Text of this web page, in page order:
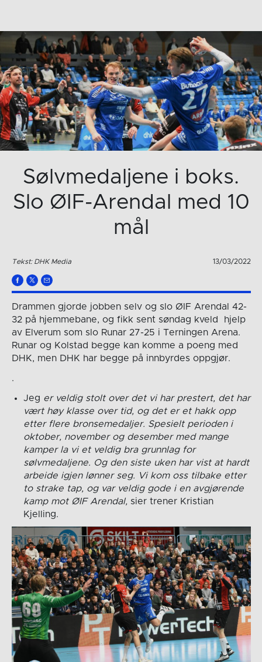
Sølvmedaljene i boks.
Slo ØIF-Arendal med 10
mål
Tekst: DHK Media 13/03/2022
Drammen gjorde jobben selv og slo ØIF Arendal 42-
32 på hjemmebane, og fikk sent søndag kveld hjelp
av Elverum som slo Runar 27-25 i Terningen Arena.
Runar og Kolstad begge kan komme a poeng med
DHK, men DHK har begge på innbyrdes oppgjør.
.
Jeg er veldig stolt over det vi har prestert, det har
vært høy klasse over tid, og det er et hakk opp
etter flere bronsemedaljer. Spesielt perioden i
oktober, november og desember med mange
kamper la vi et veldig bra grunnlag for
sølvmedaljene. Og den siste uken har vist at hardt
arbeide igjen lønner seg. Vi kom oss tilbake etter
to strake tap, og var veldig gode i en avgjørende
kamp mot ØIF Arendal, sier trener Kristian
Kjelling.